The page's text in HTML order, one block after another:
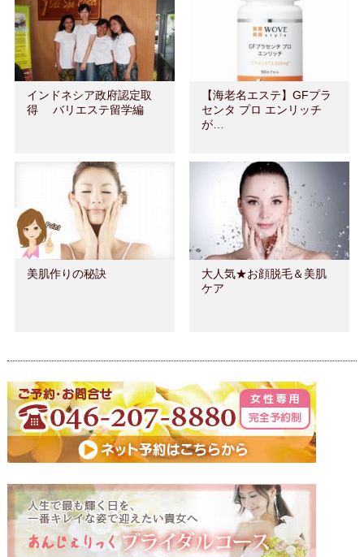
インドネシア政府認定取
得 バリエステ留学編
【海老名エステ】GFプラ
センタ プロ エンリッチ
が…
美肌作りの秘訣
大人気★お顔脱毛＆美肌
ケア